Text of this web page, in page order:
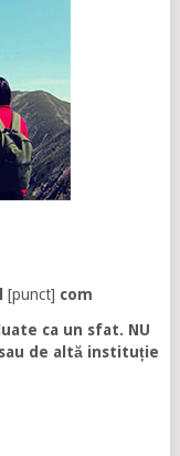
[punct] com
ca un sfat. NU
de altă instituție